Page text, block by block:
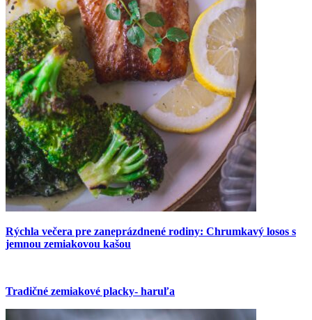
Rýchla večera pre zaneprázdnené rodiny: Chrumkavý losos s
jemnou zemiakovou kašou
Tradičné zemiakové placky- haruľa